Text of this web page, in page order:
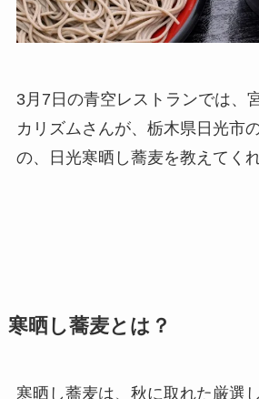
3月7日の青空レストランでは、
カリズムさんが、栃木県日光市
の、日光寒晒し蕎麦を教えてくれ
寒晒し蕎麦とは？
寒晒し蕎麦は、秋に取れた厳選